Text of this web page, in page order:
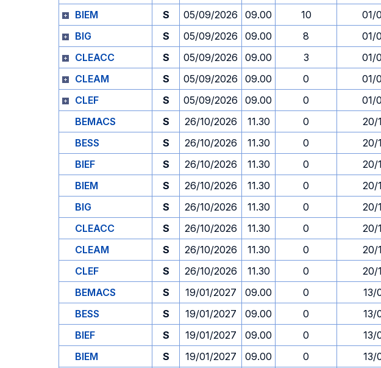
BIEM
S 05/09/2026 09.00 10
01/
BIG
S 05/09/2026 09.00 8
01/
CLEACC
S 05/09/2026 09.00 3
01/
CLEAM
S 05/09/2026 09.00 0
01/
CLEF
S 05/09/2026 09.00 0
01/
BEMACS
S 26/10/2026 11.30 0
20/
BESS
S 26/10/2026 11.30 0
20/
BIEF
S 26/10/2026 11.30 0
20/
BIEM
S 26/10/2026 11.30 0
20/
BIG
S 26/10/2026 11.30 0
20/
CLEACC
S 26/10/2026 11.30 0
20/
CLEAM
S 26/10/2026 11.30 0
20/
CLEF
S 26/10/2026 11.30 0
20/
BEMACS
S 19/01/2027 09.00 0
13/
BESS
S 19/01/2027 09.00 0
13/
BIEF
S 19/01/2027 09.00 0
13/
BIEM
S 19/01/2027 09.00 0
13/